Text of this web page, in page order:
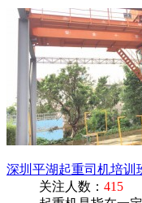
深圳平湖起重司机培训
关注人数： 415